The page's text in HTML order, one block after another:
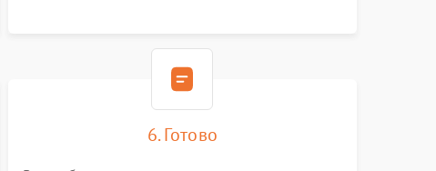
6. Готово